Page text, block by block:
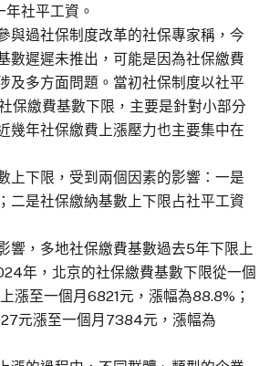
社平工資。
與過社保制度改革的社保專家稱，今
數遲遲未推出，可能是因為社保繳費
及多方面問題。當初社保制度以社平
保繳費基數下限，主要是針對小部分
幾年社保繳費上漲壓力也主要集中在
上下限，受到兩個因素的影響：一是
二是社保繳納基數上下限占社平工資
響，多地社保繳費基數過去5年下限上
年，北京的社保繳費基數下限從一個
漲至一個月6821元，漲幅為88.8%；
元漲至一個月7384元，漲幅為